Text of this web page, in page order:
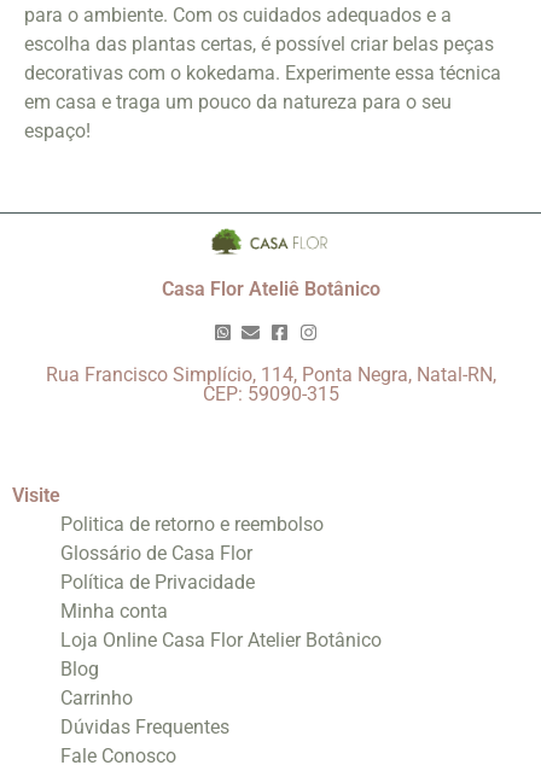
para o ambiente. Com os cuidados adequados e a
escolha das plantas certas, é possível criar belas peças
decorativas com o kokedama. Experimente essa técnica
em casa e traga um pouco da natureza para o seu
espaço!
Casa Flor Ateliê Botânico
Rua Francisco Simplício, 114, Ponta Negra, Natal-RN,
CEP: 59090-315
Visite
Politica de retorno e reembolso
Glossário de Casa Flor
Política de Privacidade
Minha conta
Loja Online Casa Flor Atelier Botânico
Blog
Carrinho
Dúvidas Frequentes
Fale Conosco